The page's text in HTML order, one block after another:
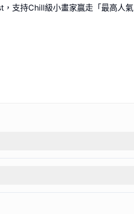
支持Chill級小畫家贏走「最高人氣